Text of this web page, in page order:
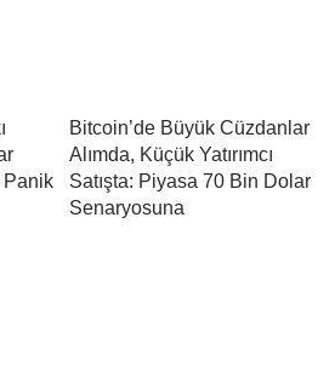
Panik
Bitcoin’de Büyük Cüzdanlar
Alımda, Küçük Yatırımcı
Satışta: Piyasa 70 Bin Dolar
Senaryosuna